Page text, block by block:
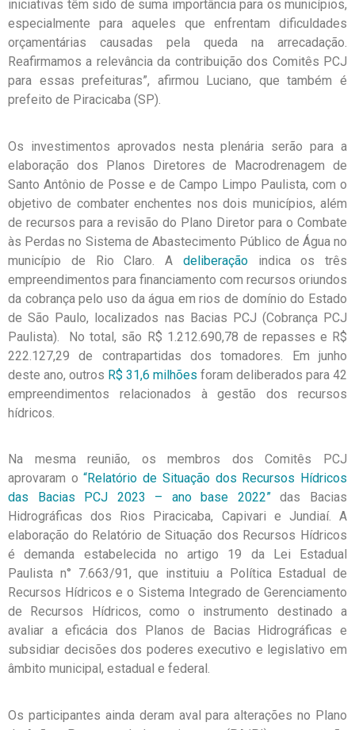
iniciativas têm sido de suma importância para os municípios,
especialmente para aqueles que enfrentam dificuldades
orçamentárias causadas pela queda na arrecadação.
Reafirmamos a relevância da contribuição dos Comitês PCJ
para essas prefeituras”, afirmou Luciano, que também é
prefeito de Piracicaba (SP).
Os investimentos aprovados nesta plenária serão para a
elaboração dos Planos Diretores de Macrodrenagem de
Santo Antônio de Posse e de Campo Limpo Paulista, com o
objetivo de combater enchentes nos dois municípios, além
de recursos para a revisão do Plano Diretor para o Combate
às Perdas no Sistema de Abastecimento Público de Água no
município de Rio Claro. A deliberaçãoindica os três
empreendimentos para financiamento com recursos oriundos
da cobrança pelo uso da água em rios de domínio do Estado
de São Paulo, localizados nas Bacias PCJ (Cobrança PCJ
Paulista). No total, são R$ 1.212.690,78 de repasses e R$
222.127,29 de contrapartidas dos tomadores. Em junho
deste ano, outros R$ 31,6 milhões foram deliberados para 42
empreendimentos relacionados à gestão dos recursos
hídricos.
Na mesma reunião, os membros dos Comitês PCJ
aprovaram o“Relatório de Situação dos Recursos Hídricos
das Bacias PCJ 2023 – ano base 2022”das Bacias
Hidrográficas dos Rios Piracicaba, Capivari e Jundiaí. A
elaboração do Relatório de Situação dos Recursos Hídricos
é demanda estabelecida no artigo 19 da Lei Estadual
Paulista n° 7.663/91, que instituiu a Política Estadual de
Recursos Hídricos e o Sistema Integrado de Gerenciamento
de Recursos Hídricos, como o instrumento destinado a
avaliar a eficácia dos Planos de Bacias Hidrográficas e
subsidiar decisões dos poderes executivo e legislativo em
âmbito municipal, estadual e federal.
Os participantes ainda deram aval para alterações no Plano